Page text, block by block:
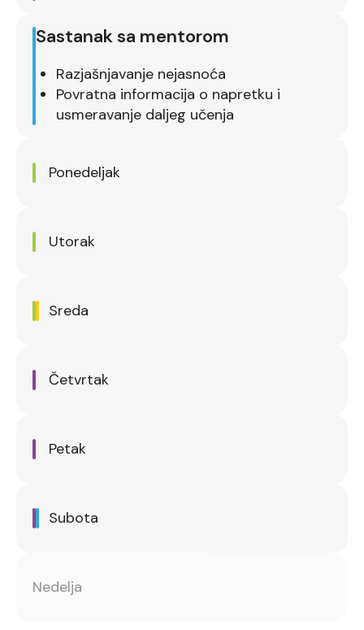
Sastanak sa mentorom
Razjašnjavanje nejasnoća
Povratna informacija o napretku i
usmeravanje daljeg učenja
Ponedeljak
Utorak
Sreda
Četvrtak
Petak
Subota
Nedelja